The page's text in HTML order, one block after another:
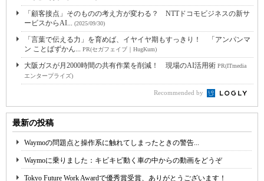
「顧客接点」そのものの考え方が変わる？ NTTドコモビジネスの新サ
ービスからAI... (2025/09/30)
「言葉で伝える力」を育めば、イヤイヤ期もすっきり！ 「アンパンマ
ン ことばずかん... PR(セガフェイブ｜HugKum)
大阪ガスが月2000時間の共有作業を削減！ 現場のAI活用術 PR(ITmedia
エンタープライズ)
Recommended by
最新の投稿
Waymoの問題点と操作系に触れてしまったときの警告...
Waymoに乗りました：キビキビ動く車の中からの動画をどうぞ
Tokyo Future Work Awardで優秀賞受賞、ありがとうございます！